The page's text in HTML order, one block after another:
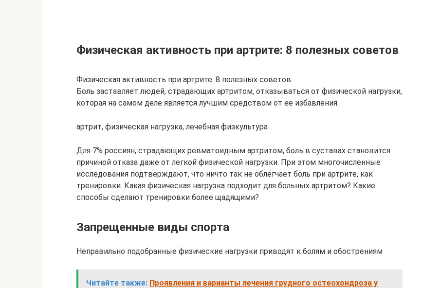
Физическая активность при артрите: 8 полезных советов
Физическая активность при артрите: 8 полезных советов
Боль заставляет людей, страдающих артритом, отказываться от физической нагрузки,
которая на самом деле является лучшим средством от ее избавления.
артрит, физическая нагрузка, лечебная физкультура
Для 7% россиян, страдающих ревматоидным артритом, боль в суставах становится
причиной отказа даже от легкой физической нагрузки. При этом многочисленные
исследования подтверждают, что ничто так не облегчает боль при артрите, как
тренировки. Какая физическая нагрузка подходит для больных артритом? Какие
способы сделают тренировки более щадящими?
Запрещенные виды спорта
Неправильно подобранные физические нагрузки приводят к болям и обострениям
Читайте также: Проявления и варианты лечения грудного остеохондроза у